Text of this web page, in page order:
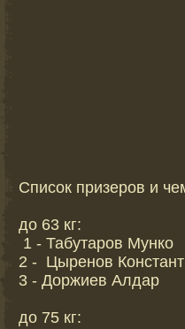
Список призеров и
до 63 кг:
1 - Табутаров Мунко
2 - Цыренов
3 - Доржиев Алдар
до 75 кг: